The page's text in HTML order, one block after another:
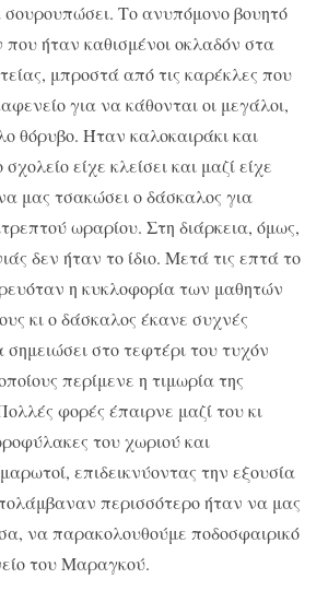
σουρουπώσει. Το ανυπόμονο βουητό
που ήταν καθισμένοι οκλαδόν στα
μπροστά από τις καρέκλες που
για να κάθονται οι μεγάλοι,
θόρυβο. Ήταν καλοκαιράκι και
είχε κλείσει και μαζί είχε
μας τσακώσει ο δάσκαλος για
ωραρίου. Στη διάρκεια, όμως,
δεν ήταν το ίδιο. Μετά τις επτά το
η κυκλοφορία των μαθητών
κι ο δάσκαλος έκανε συχνές
σημειώσει στο τεφτέρι του τυχόν
περίμενε η τιμωρία της
φορές έπαιρνε μαζί του κι
του χωριού και
επιδεικνύοντας την εξουσία
περισσότερο ήταν να μας
να παρακολουθούμε ποδοσφαιρικό
του Μαραγκού.